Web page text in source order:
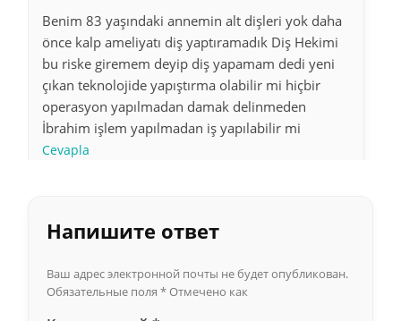
Benim 83 yaşındaki annemin alt dişleri yok daha
önce kalp ameliyatı diş yaptıramadık Diş Hekimi
bu riske giremem deyip diş yapamam dedi yeni
çıkan teknolojide yapıştırma olabilir mi hiçbir
operasyon yapılmadan damak delinmeden
İbrahim işlem yapılmadan iş yapılabilir mi
Cevapla
Muhammed aydın сказал(а), что :
17 ноября 2022, 17:36
Напишите ответ
Ваш адрес электронной почты не будет опубликован.
Обязательные поля *Отмечено как